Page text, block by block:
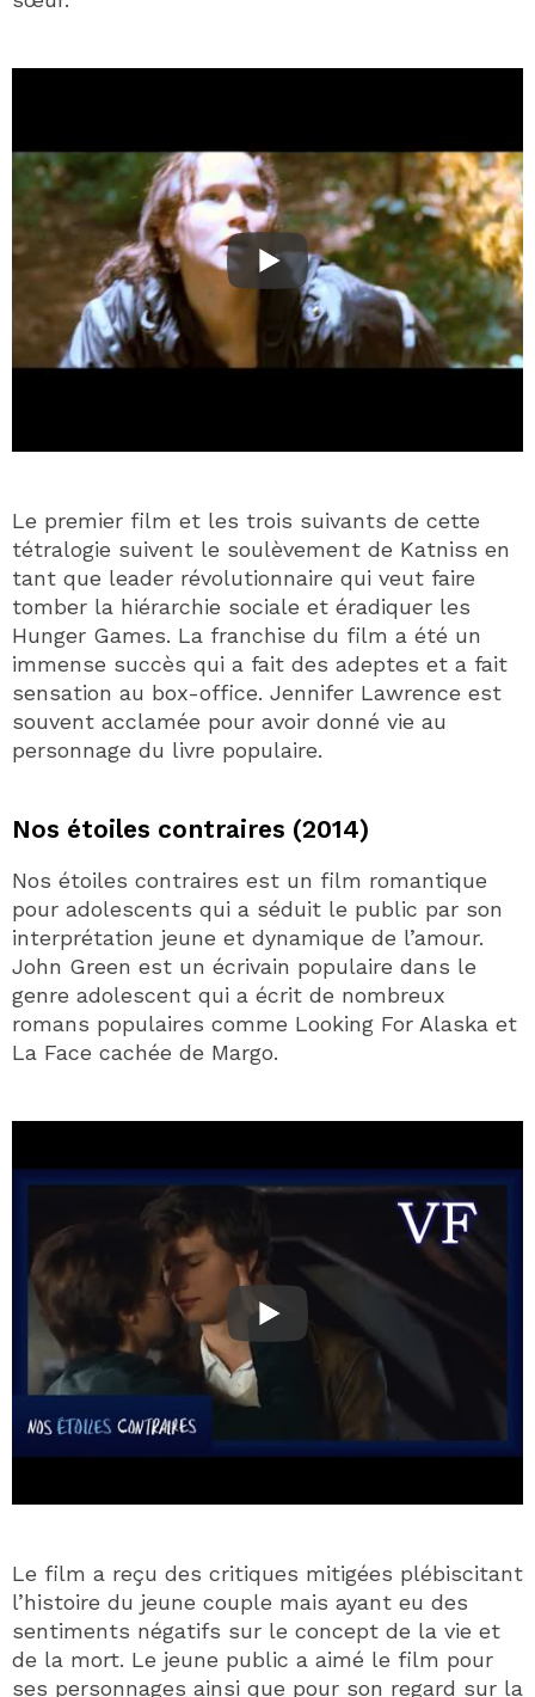
Le premier film et les trois suivants de cette
tétralogie suivent le soulèvement de Katniss en
tant que leader révolutionnaire qui veut faire
tomber la hiérarchie sociale et éradiquer les
Hunger Games. La franchise du film a été un
immense succès qui a fait des adeptes et a fait
sensation au box-office. Jennifer Lawrence est
souvent acclamée pour avoir donné vie au
personnage du livre populaire.
Nos étoiles contraires (2014)
Nos étoiles contraires est un film romantique
pour adolescents qui a séduit le public par son
interprétation jeune et dynamique de l’amour.
John Green est un écrivain populaire dans le
genre adolescent qui a écrit de nombreux
romans populaires comme Looking For Alaska et
La Face cachée de Margo.
Le film a reçu des critiques mitigées plébiscitant
l’histoire du jeune couple mais ayant eu des
sentiments négatifs sur le concept de la vie et
de la mort. Le jeune public a aimé le film pour
ses personnages ainsi que pour son regard sur la